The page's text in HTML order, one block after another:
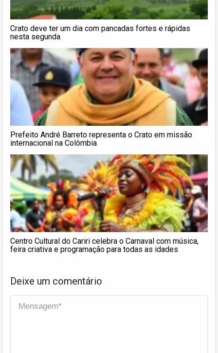
Crato deve ter um dia com pancadas fortes e rápidas
nesta segunda
Prefeito André Barreto representa o Crato em missão
internacional na Colômbia
Centro Cultural do Cariri celebra o Carnaval com música,
feira criativa e programação para todas as idades
Deixe um comentário